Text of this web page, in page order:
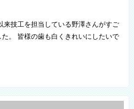
来技工を担当している野澤さんがすご
。 皆様の歯も白くきれいにしたいで